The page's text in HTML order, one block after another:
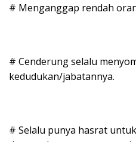
# Menganggap rendah
# Cenderung selalu
kedudukan/jabatannya.
# Selalu punya hasrat